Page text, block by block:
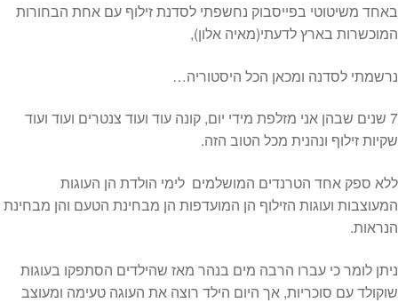
באחד משיטוטי בפייסבוק נחשפתי לסדנת זילוף עם אחת הבחורות
המוכשרות בארץ לדעתי(מאיה אלון),
נרשמתי לסדנה ומכאן הכל היסטוריה…
7 שנים שבהן אני מזלפת מידי יום, קונה עוד ועוד צנטרים ועוד ועוד
שקיות זילוף ונהנית מכל הטוב הזה.
ללא ספק אחד הטרנדים המושלמים לימי הולדת הן העוגות
המעוצבות ועוגות הזילוף הן המועדפות הן מבחינת הטעם והן מבחינת
הנראות.
ניתן לומר כי עברו הרבה מים בנהר מאז שהילדים הסתפקו בעוגות
שוקולד עם סוכריות, אך היום הילד רוצה את העוגה טעימה ומעוצב